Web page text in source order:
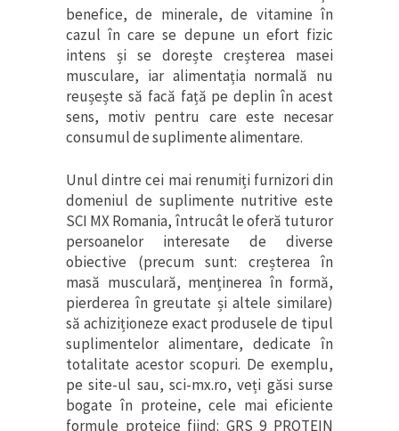
benefice, de minerale, de vitamine în
cazul în care se depune un efort fizic
intens și se dorește creșterea masei
musculare, iar alimentația normală nu
reușește să facă față pe deplin în acest
sens, motiv pentru care este necesar
consumul de suplimente alimentare.
Unul dintre cei mai renumiți furnizori din
domeniul de suplimente nutritive este
SCI MX Romania, întrucât le oferă tuturor
persoanelor interesate de diverse
obiective (precum sunt: creșterea în
masă musculară, menținerea în formă,
pierderea în greutate și altele similare)
să achiziționeze exact produsele de tipul
suplimentelor alimentare, dedicate în
totalitate acestor scopuri. De exemplu,
pe site-ul sau, sci-mx.ro, veți găsi surse
bogate în proteine, cele mai eficiente
formule proteice fiind: GRS 9 PROTEIN